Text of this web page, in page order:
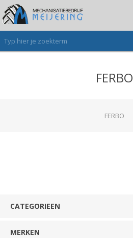
AANMELDEN ALS NIEUWE KLANTFERBO
FERBO
CATEGORIEEN
MERKEN